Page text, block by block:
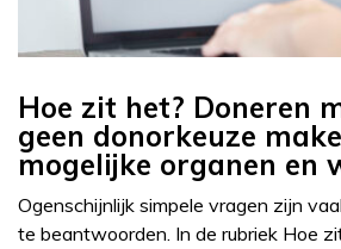
Hoe zit het? Doneren
geen donorkeuze
mogelijke organen en
Ogenschijnlijk simpele vragen zijn
te beantwoorden. In de rubriek Hoe